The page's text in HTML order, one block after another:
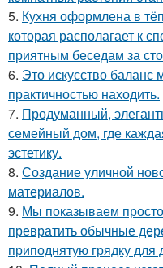
5. Кухня оформлена в
которая располагает к
приятным беседам за
6. Это искусство баланс
практичностью находить.
7. Продуманный,
семейный дом, где
эстетику.
8. Создание уличной
материалов.
9. Мы показываем
превратить обычные
приподнятую грядку для